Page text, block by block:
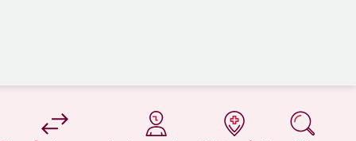
på 1177.se
på 1177.se
på 1177.se
på 1177.se